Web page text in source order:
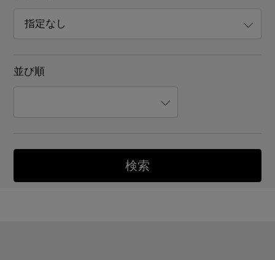
並び順